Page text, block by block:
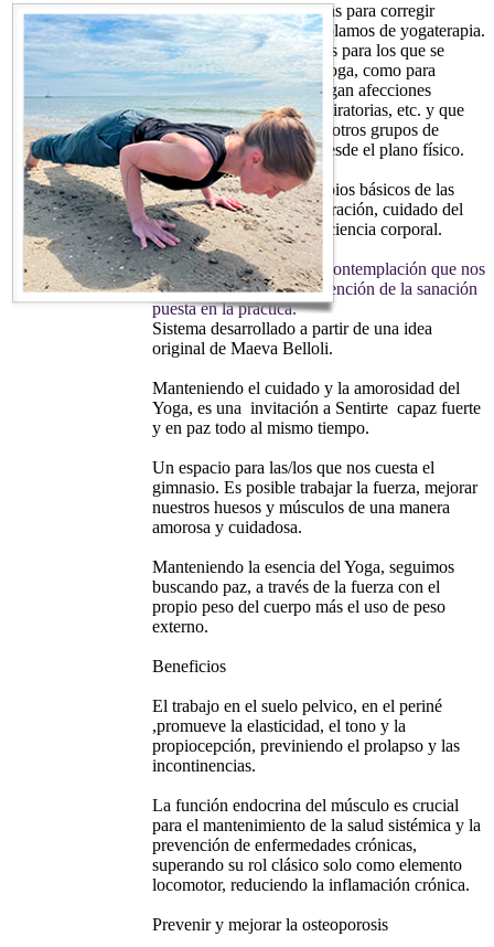
Cuando utilizamos técnicas para corregir
afecciones específicas hablamos de yogaterapia.
Estas clases están dirigidas para los que se
inician en la práctica de yoga, como para
aquellas personas que tengan afecciones
articulares, cardíacas, respiratorias, etc. y que
no puedan incorporarse a otros grupos de
prácticas más exigentes desde el plano físico.
Aprendizaje de los principios básicos de las
posturas, alineación, respiración, cuidado del
cuerpo, desarrollo de conciencia corporal.
Desarrollar un estado de contemplación que nos
permita trabajar con la intención de la sanación
puesta en la práctica.
Sistema desarrollado a partir de una idea
original de Maeva Belloli.
Manteniendo el cuidado y la amorosidad del
Yoga, es una invitación a Sentirte capaz fuerte
y en paz todo al mismo tiempo.
Un espacio para las/los que nos cuesta el
gimnasio. Es posible trabajar la fuerza, mejorar
nuestros huesos y músculos de una manera
amorosa y cuidadosa.
Manteniendo la esencia del Yoga, seguimos
buscando paz, a través de la fuerza con el
propio peso del cuerpo más el uso de peso
externo.
Beneficios
El trabajo en el suelo pelvico, en el periné
,promueve la elasticidad, el tono y la
propiocepción, previniendo el prolapso y las
incontinencias.
La función endocrina del músculo es crucial
para el mantenimiento de la salud sistémica y la
prevención de enfermedades crónicas,
superando su rol clásico solo como elemento
locomotor, reduciendo la inflamación crónica.
Prevenir y mejorar la osteoporosis